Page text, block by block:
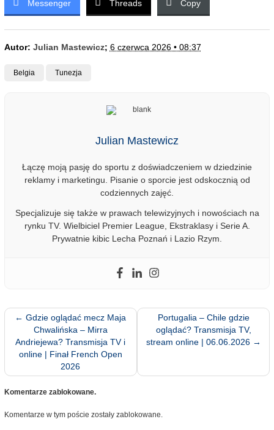
Messenger Threads Copy
Autor: Julian Mastewicz; 6 czerwca 2026 • 08:37
Belgia Tunezja
Julian Mastewicz
Łączę moją pasję do sportu z doświadczeniem w dziedzinie
reklamy i marketingu. Pisanie o sporcie jest odskocznią od
codziennych zajęć.
Specjalizuje się także w prawach telewizyjnych i nowościach na
rynku TV. Wielbiciel Premier League, Ekstraklasy i Serie A.
Prywatnie kibic Lecha Poznań i Lazio Rzym.
← Gdzie oglądać mecz Maja
Chwalińska – Mirra
Andriejewa? Transmisja TV i
online | Finał French Open
2026
Portugalia – Chile gdzie
oglądać? Transmisja TV,
stream online | 06.06.2026 →
Komentarze zablokowane.
Komentarze w tym poście zostały zablokowane.